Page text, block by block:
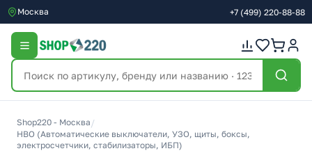
Москва +7 (499) 220-88-88
Shop220 - Москва /
НВО (Автоматические выключатели, УЗО, щиты, боксы,
электросчетчики, стабилизаторы, ИБП)